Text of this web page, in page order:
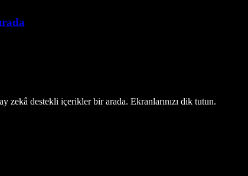
zekâ destekli içerikler bir arada. Ekranlarınızı dik tutun.